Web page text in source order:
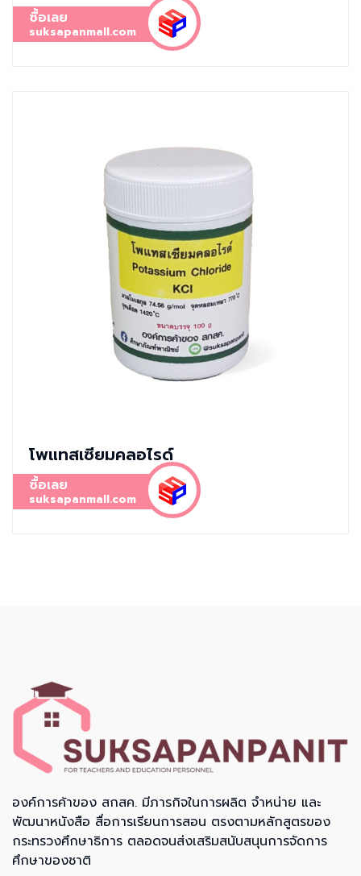
ซื้อเลย
suksapanmall.com
โพแทสเซียมคลอไรด์
ซื้อเลย
suksapanmall.com
องค์การค้าของ สกสค. มีภารกิจในการผลิต จำหน่าย และ
พัฒนาหนังสือ สื่อการเรียนการสอน ตรงตามหลักสูตรของ
กระทรวงศึกษาธิการ ตลอดจนส่งเสริมสนับสนุนการจัดการ
ศึกษาของชาติ